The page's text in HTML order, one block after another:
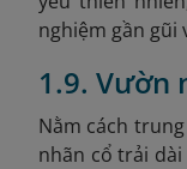
nghiệm gần gũi
1.9. Vườn
Nằm cách
nhãn cổ trải